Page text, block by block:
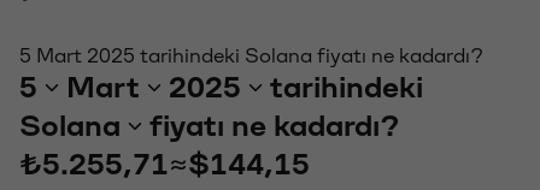
5 Mart 2025 tarihindeki Solana fiyatı ne kadardı?
5 Mart 2025
tarihindeki
Solana
fiyatı ne kadardı?
₺5.255,71 ≈$144,15